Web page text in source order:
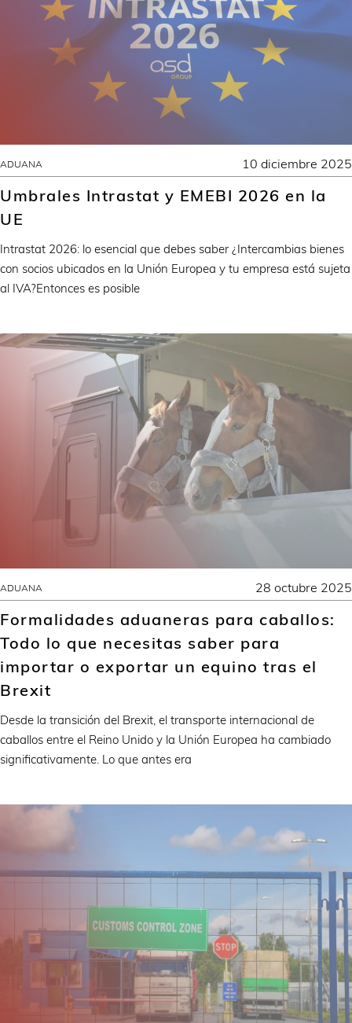
ADUANA 10 diciembre 2025
Umbrales Intrastat y EMEBI 2026 en la
UE
Intrastat 2026: lo esencial que debes saber ¿Intercambias bienes
con socios ubicados en la Unión Europea y tu empresa está sujeta
al IVA?Entonces es posible
ADUANA 28 octubre 2025
Formalidades aduaneras para caballos:
Todo lo que necesitas saber para
importar o exportar un equino tras el
Brexit
Desde la transición del Brexit, el transporte internacional de
caballos entre el Reino Unido y la Unión Europea ha cambiado
significativamente. Lo que antes era